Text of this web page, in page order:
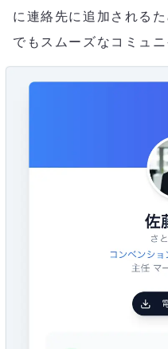
に連絡先に追加される
でもスムーズなコミュ